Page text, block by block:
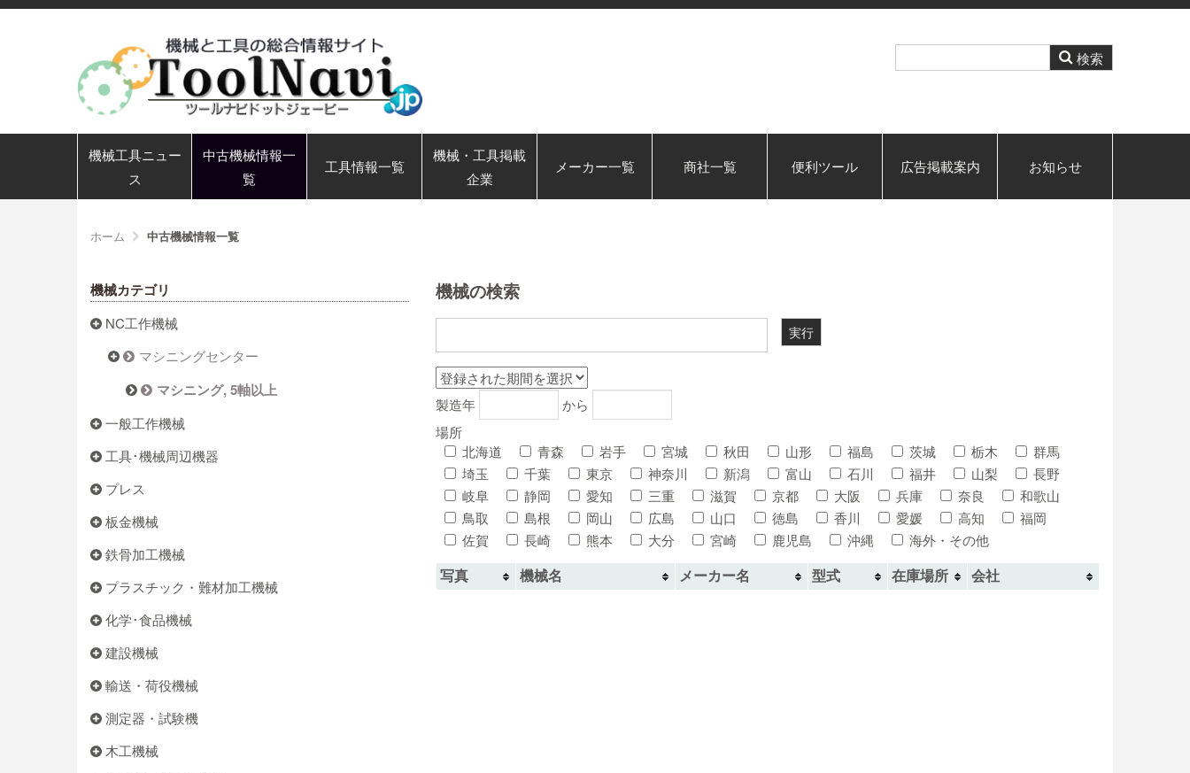
機械工具ニュー
ス
中古機械情報一
覧
工具情報一覧
機械・工具掲載
企業
メーカー一覧 商社一覧 便利ツール 広告掲載案内 お知らせ
ホーム 中古機械情報一覧
機械の検索
製造年
から
場所
北海道
青森 岩手 宮城 秋田 山形 福島 茨城 栃木
群馬
埼玉
千葉 東京 神奈川 新潟 富山 石川 福井 山梨
長野
岐阜
静岡 愛知 三重 滋賀 京都 大阪 兵庫 奈良
和歌山
鳥取
島根 岡山 広島 山口 徳島 香川 愛媛 高知
福岡
佐賀
長崎 熊本 大分 宮崎 鹿児島 沖縄 海外・その他
写真 機械名 メーカー名 型式 在庫場所 会社
機械カテゴリ
NC工作機械
マシニングセンター
マシニング, 5軸以上
一般工作機械
工具･機械周辺機器
プレス
板金機械
鉄骨加工機械
プラスチック・難材加工機械
化学･食品機械
建設機械
輸送・荷役機械
測定器・試験機
木工機械